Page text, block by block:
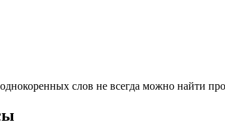
слов не всегда можно найти